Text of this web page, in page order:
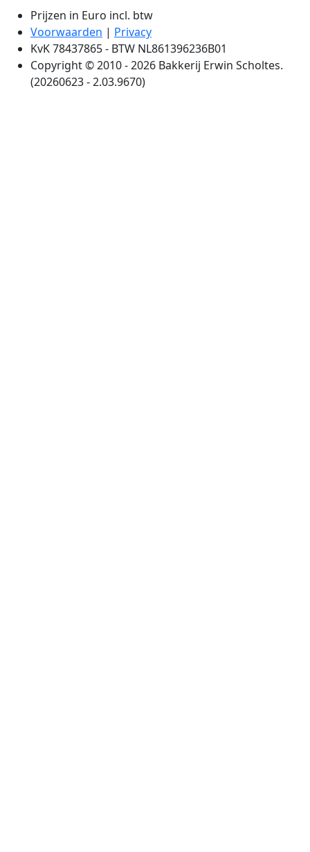
Prijzen in Euro incl. btw
Voorwaarden | Privacy
KvK 78437865 - BTW NL861396236B01
Copyright © 2010 - 2026 Bakkerij Erwin Scholtes.
(20260623 - 2.03.9670)